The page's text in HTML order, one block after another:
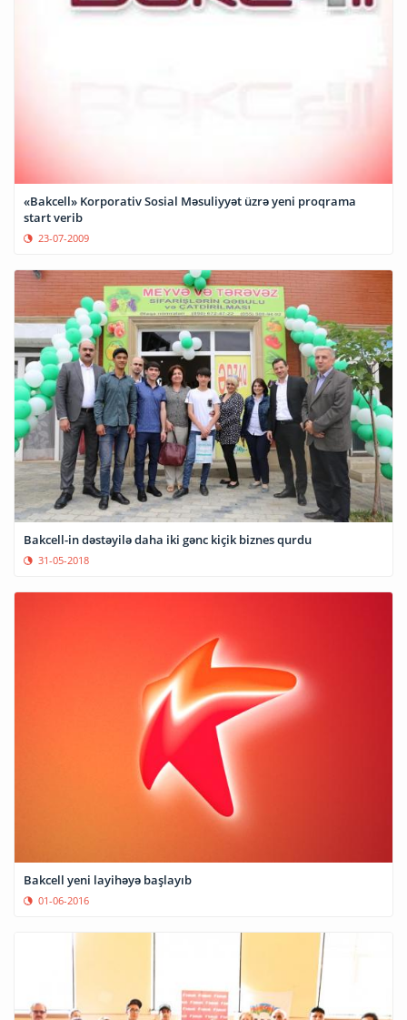
«Bakcell» Korporativ Sosial Məsuliyyət üzrə yeni proqrama
start verib
23-07-2009
Bakcell-in dəstəyilə daha iki gənc kiçik biznes qurdu
31-05-2018
Bakcell yeni layihəyə başlayıb
01-06-2016